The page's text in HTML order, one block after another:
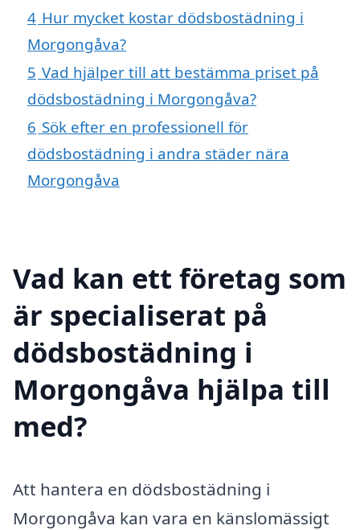
4 Hur mycket kostar dödsbostädning i
Morgongåva?
5 Vad hjälper till att bestämma priset på
dödsbostädning i Morgongåva?
6 Sök efter en professionell för
dödsbostädning i andra städer nära
Morgongåva
Vad kan ett företag som
är specialiserat på
dödsbostädning i
Morgongåva hjälpa till
med?
Att hantera en dödsbostädning i
Morgongåva kan vara en känslomässigt